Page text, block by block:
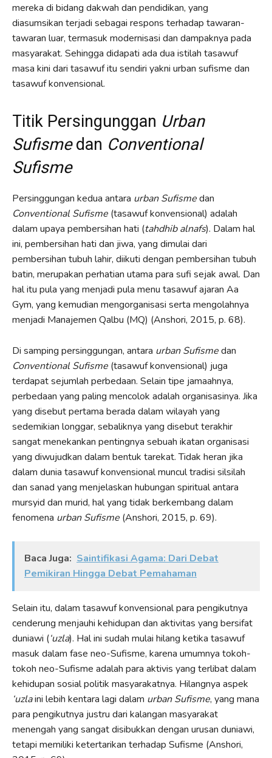
mereka di bidang dakwah dan pendidikan, yang
diasumsikan terjadi sebagai respons terhadap tawaran-
tawaran luar, termasuk modernisasi dan dampaknya pada
masyarakat. Sehingga didapati ada dua istilah tasawuf
masa kini dari tasawuf itu sendiri yakni urban sufisme dan
tasawuf konvensional.
Titik Persingunggan Urban
Sufismedan Conventional
Sufisme
Persinggungan kedua antara urban Sufismedan
Conventional Sufisme (tasawuf konvensional) adalah
dalam upaya pembersihan hati (tahdhib alnafs). Dalam hal
ini, pembersihan hati dan jiwa, yang dimulai dari
pembersihan tubuh lahir, diikuti dengan pembersihan tubuh
batin, merupakan perhatian utama para sufi sejak awal. Dan
hal itu pula yang menjadi pula menu tasawuf ajaran Aa
Gym, yang kemudian mengorganisasi serta mengolahnya
menjadi Manajemen Qalbu (MQ) (Anshori, 2015, p. 68).
Di samping persinggungan, antara urban Sufismedan
Conventional Sufisme (tasawuf konvensional) juga
terdapat sejumlah perbedaan. Selain tipe jamaahnya,
perbedaan yang paling mencolok adalah organisasinya. Jika
yang disebut pertama berada dalam wilayah yang
sedemikian longgar, sebaliknya yang disebut terakhir
sangat menekankan pentingnya sebuah ikatan organisasi
yang diwujudkan dalam bentuk tarekat. Tidak heran jika
dalam dunia tasawuf konvensional muncul tradisi silsilah
dan sanad yang menjelaskan hubungan spiritual antara
mursyid dan murid, hal yang tidak berkembang dalam
fenomena urban Sufisme (Anshori, 2015, p. 69).
Baca Juga: Saintifikasi Agama: Dari Debat
Pemikiran Hingga Debat Pemahaman
Selain itu, dalam tasawuf konvensional para pengikutnya
cenderung menjauhi kehidupan dan aktivitas yang bersifat
duniawi (‘uzla). Hal ini sudah mulai hilang ketika tasawuf
masuk dalam fase neo-Sufisme, karena umumnya tokoh-
tokoh neo-Sufisme adalah para aktivis yang terlibat dalam
kehidupan sosial politik masyarakatnya. Hilangnya aspek
‘uzlaini lebih kentara lagi dalam urban Sufisme, yang mana
para pengikutnya justru dari kalangan masyarakat
menengah yang sangat disibukkan dengan urusan duniawi,
tetapi memiliki ketertarikan terhadap Sufisme (Anshori,